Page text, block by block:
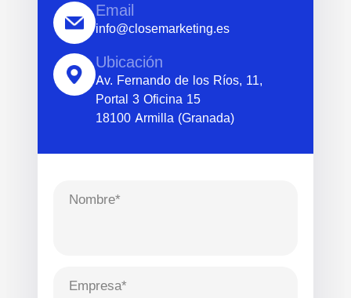
Email
info@closemarketing.es
Ubicación
Av. Fernando de los Ríos, 11,
Portal 3 Oficina 15
18100 Armilla (Granada)
Nombre*
Empresa*